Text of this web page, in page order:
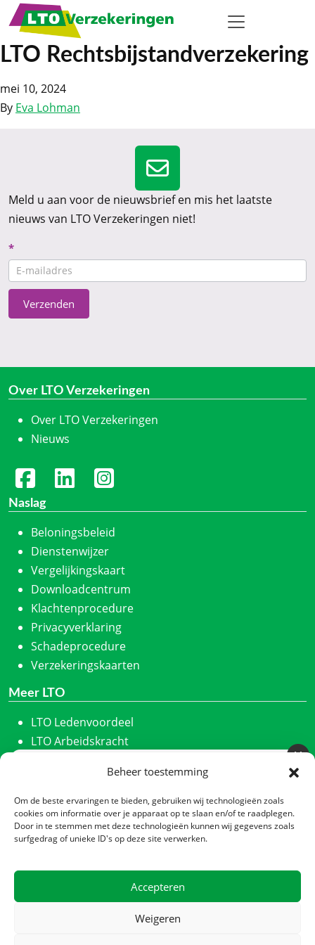
Beheer toestemming
Om de beste ervaringen te bieden, gebruiken wij technologieën zoals
cookies om informatie over je apparaat op te slaan en/of te raadplegen.
Door in te stemmen met deze technologieën kunnen wij gegevens zoals
surfgedrag of unieke ID's op deze site verwerken.
Accepteren
Weigeren
LTO Rechtsbijstandverzekering
mei 10, 2024
By Eva Lohman
Meld u aan voor de nieuwsbrief en mis het laatste
nieuws van LTO Verzekeringen niet!
Nieuwsbrief
CTA
*
Verzenden
Over LTO Verzekeringen
Over LTO Verzekeringen
Nieuws
Naslag
Beloningsbeleid
Dienstenwijzer
Vergelijkingskaart
Downloadcentrum
Klachtenprocedure
Privacyverklaring
Schadeprocedure
Verzekeringskaarten
Meer LTO
LTO Ledenvoordeel
LTO Arbeidskracht
LTO Noord
LTO Nederland
Nieuwe Oogst
Meld u aan voor onze nieuwsbrief
Schrijf u in en we houden u maandelijks op de hoogte
van ons laatste nieuws.
Nieuwsbrief
*
Verzenden